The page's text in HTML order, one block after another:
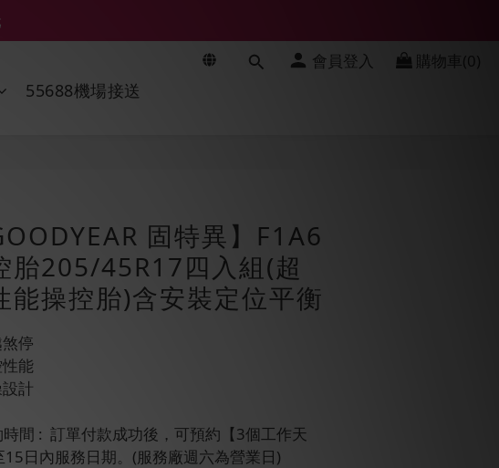
公告
會員登入 購物車(0)
55688機場接送
固特異】F1A6
胎205/45R17四入組(超
能操控胎)含安裝定位平衡
停
能
計
間 :  訂單付款成功後，可預約【3個工作天
15日內服務日期。(服務廠週六為營業日)